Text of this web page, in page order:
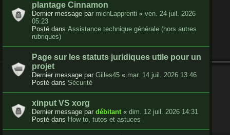
plantage Cinnamon
Dernier message par michLapprenti « ven. 24 juil. 2026
05:23
Posté dans Assistance technique générale (hors autres
rubriques)
Page sur les statuts juridiques utile pour un
projet
Dernier message par Gilles45 « mar. 14 juil. 2026 13:46
Posté dans Sécurité
xinput VS xorg
Dernier message par débitant« dim. 12 juil. 2026 14:31
Posté dans How to, tutos et astuces